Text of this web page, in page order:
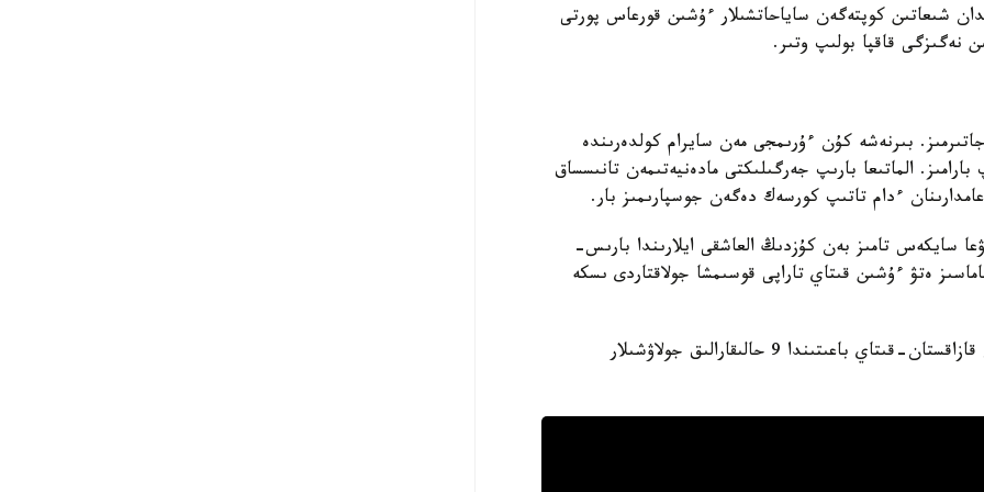
قىتايدان شىعاتىن كوپتەگەن ساياحاتشىلار ءۇشىن قورعاس پورتى
نەگىزگى قاقپا بولىپ وتىر.
بىرنەشە كۇن ءۇرىمجى مەن سايرام كولدەرىندە
الماتىعا بارىپ جەرگىلىكتى مادەنيەتىمەن تانىسساق
ءدام تاتىپ كورسەك دەگەن جوسپارىمىز بار.
سايكەس تامىز بەن كۇزدىڭ العاشقى ايلارىندا بارىس-
ەتۋ ءۇشىن قىتاي تاراپى قوسىمشا جولاقتاردى ىسكە
ايتا كەتۋ كەرەك، قازىرگى ۋاقىتتا قورعاس پورتىنان قازاقستان-قىتاي باعىتىندا 9 حالىقارالىق جولاۋشىلار